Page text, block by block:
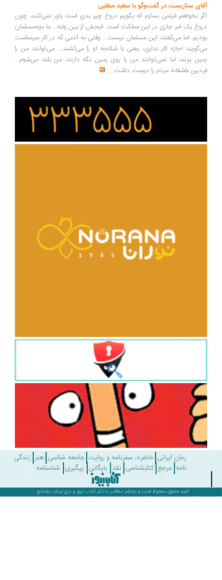
سناریست در گفت‌وگو با سعید مطلبی
بخواهم فیلمی بسازم که بگویم دروغ چیز بدی است باور نمی‌کنند، چون
یک امر جاری در این مملکت است. قبحش از بین رفته... ما بچه‌مسلمان
اما می‌گفتند این مسلمان نیست... وقتی به آدمی که در کار سینماست
اجازه کار نداری، یعنی با شکنجه او را می‌کشند... می‌توانند من را
بزنند اما نمی‌توانند من را روی زمین نگه دارند، من بلند می‌شوم...
عاشقانه مردم را دوست داشت ...
رمان ایرانی خاطره، سفرنامه و روایت جامعه شناسی هنر زندگی
مرجع کتابشناسی نقد بایگانی پیگیری شناسنامه
کلیه حقوق محفوظ است و بازنشر مطالب با ذکرکتاب نیوز و درج لینک، بلامانع .